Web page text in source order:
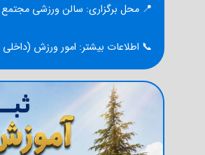
📍 محل برگزاری: سالن ورزشی مجتمع
📞 اطلاعات بیشتر: امور ورزش (داخلی ۲۱۵۰)